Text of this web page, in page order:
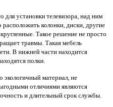
для установки телевизора, над ним
расположить колонки, диски, другие
Такое решение не просто
травмы. Такая мебель
В нижней части находится
полки.
экологичный материал, не
отличиями являются
и длительный срок службы.